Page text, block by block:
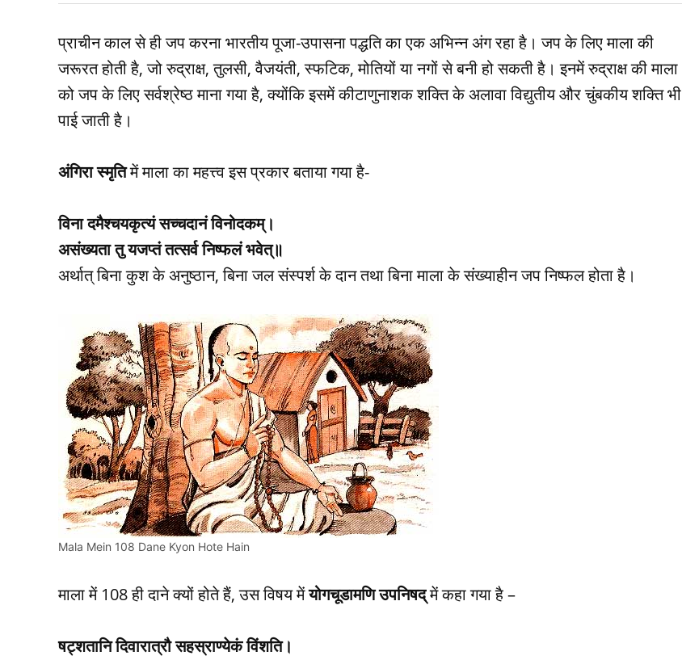
प्राचीन काल से ही जप करना भारतीय पूजा-उपासना पद्धति का एक अभिन्न अंग रहा है। जप के लिए माला की
जरूरत होती है, जो रुद्राक्ष, तुलसी, वैजयंती, स्फटिक, मोतियों या नगों से बनी हो सकती है। इनमें रुद्राक्ष की माला
को जप के लिए सर्वश्रेष्ठ माना गया है, क्योंकि इसमें कीटाणुनाशक शक्ति के अलावा विद्युतीय और चुंबकीय शक्ति भी
पाई जाती है।
अंगिरा स्मृतिमें माला का महत्त्व इस प्रकार बताया गया है-
विना दमैश्चयकृत्यं सच्चदानं विनोदकम्।
असंख्यता तु यजप्तं तत्सर्व निष्फलं भवेत्॥
अर्थात् बिना कुश के अनुष्ठान, बिना जल संस्पर्श के दान तथा बिना माला के संख्याहीन जप निष्फल होता है।
Mala Mein 108 Dane Kyon Hote Hain
माला में 108 ही दाने क्यों होते हैं, उस विषय मेंयोगचूडामणि उपनिषद्में कहा गया है –
षट्शतानि दिवारात्रौ सहस्राण्येकं विंशति।